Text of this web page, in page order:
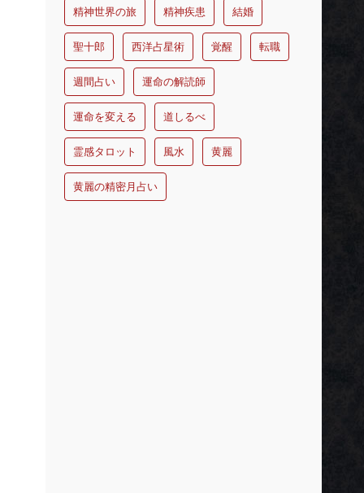
精神世界の旅 精神疾患 結婚
聖十郎 西洋占星術 覚醒 転職
週間占い 運命の解読師
運命を変える 道しるべ
霊感タロット 風水 黄麗
黄麗の精密月占い